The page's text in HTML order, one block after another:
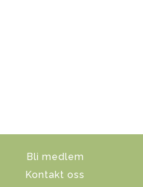
Bli medlem
Kontakt oss